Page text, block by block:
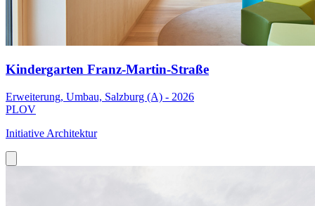
Kindergarten Franz-Martin-Straße
Erweiterung, Umbau, Salzburg (A) - 2026
PLOV
Initiative Architektur